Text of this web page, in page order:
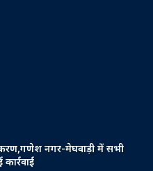
नगर-मेघवाड़ी में सभी